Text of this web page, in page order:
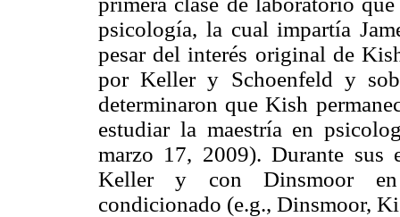
psicología, la cual impartía
pesar del interés original de
por Keller y Schoenfeld y
determinaron que Kish
estudiar la maestría en
marzo 17, 2009). Durante sus
Keller y con Dinsmoor en
condicionado (e.g., Dinsmoor,